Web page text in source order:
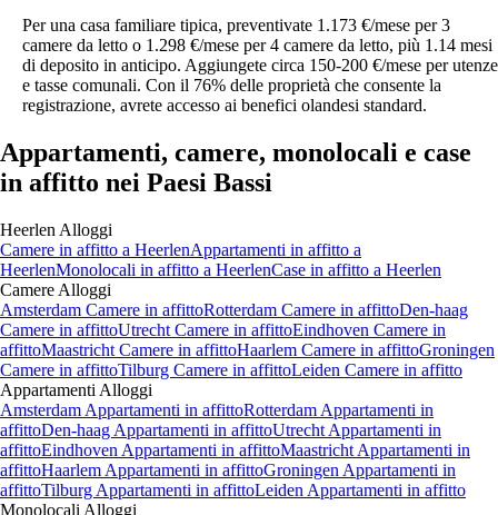
Per una casa familiare tipica, preventivate 1.173 €/mese per 3
camere da letto o 1.298 €/mese per 4 camere da letto, più 1.14 mesi
di deposito in anticipo. Aggiungete circa 150-200 €/mese per utenze
e tasse comunali. Con il 76% delle proprietà che consente la
registrazione, avrete accesso ai benefici olandesi standard.
Appartamenti, camere, monolocali e case
in affitto nei Paesi Bassi
Heerlen Alloggi
Camere in affitto a HeerlenAppartamenti in affitto a
HeerlenMonolocali in affitto a HeerlenCase in affitto a Heerlen
Camere Alloggi
Amsterdam Camere in affittoRotterdam Camere in affittoDen-haag
Camere in affittoUtrecht Camere in affittoEindhoven Camere in
affittoMaastricht Camere in affittoHaarlem Camere in affittoGroningen
Camere in affittoTilburg Camere in affittoLeiden Camere in affitto
Appartamenti Alloggi
Amsterdam Appartamenti in affittoRotterdam Appartamenti in
affittoDen-haag Appartamenti in affittoUtrecht Appartamenti in
affittoEindhoven Appartamenti in affittoMaastricht Appartamenti in
affittoHaarlem Appartamenti in affittoGroningen Appartamenti in
affittoTilburg Appartamenti in affittoLeiden Appartamenti in affitto
Monolocali Alloggi